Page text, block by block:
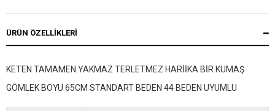
ÜRÜN ÖZELLIKLERI
KETEN TAMAMEN YAKMAZ TERLETMEZ HARİİKA BİR KUMAŞ
GÖMLEK BOYU 65CM STANDART BEDEN 44 BEDEN UYUMLU